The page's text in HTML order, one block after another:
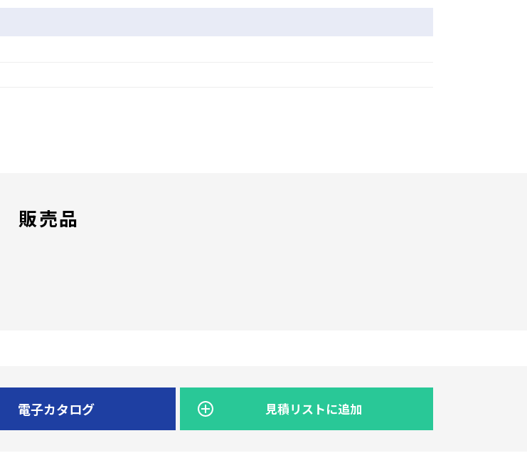
販売品
電子カタログ 見積リストに追加